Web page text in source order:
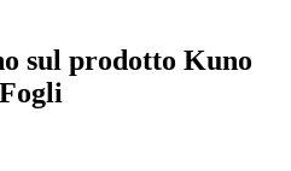
sul prodotto Kuno